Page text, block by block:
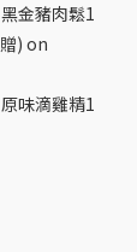
金豬肉鬆1
) on
味滴雞精1